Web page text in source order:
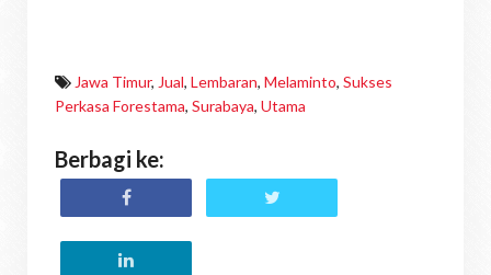
Jawa Timur, Jual, Lembaran, Melaminto, Sukses
Perkasa Forestama, Surabaya, Utama
Berbagi ke: